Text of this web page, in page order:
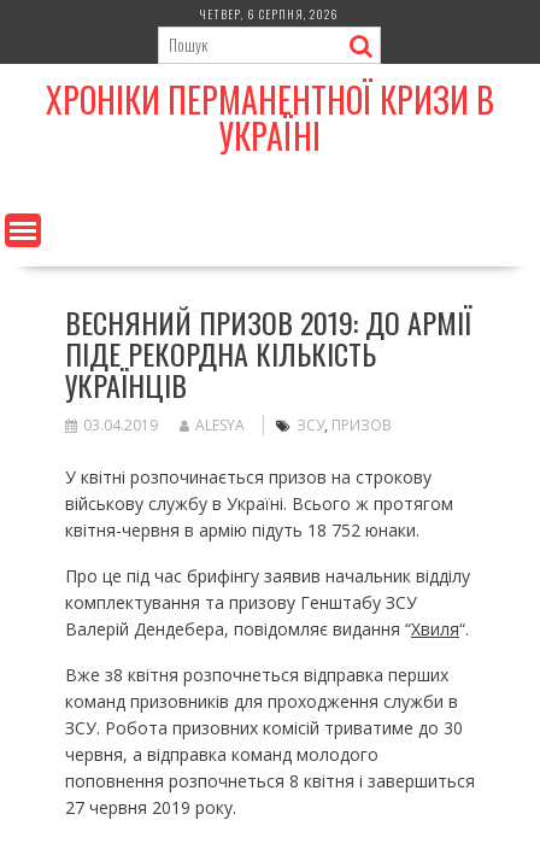
content
ЧЕТВЕР, 6 СЕРПНЯ, 2026
ХРОНІКИ ПЕРМАНЕНТНОЇ КРИЗИ В
УКРАЇНІ
ВЕСНЯНИЙ ПРИЗОВ 2019: ДО АРМІЇ
ПІДЕ РЕКОРДНА КІЛЬКІСТЬ
УКРАЇНЦІВ
03.04.2019 ALESYA ЗСУ, ПРИЗОВ
У квітні розпочинається призов на строкову
військову службу в Україні. Всього ж протягом
квітня-червня в армію підуть 18 752 юнаки.
Про це під час брифінгу заявив начальник відділу
комплектування та призову Генштабу ЗСУ
Валерій Дендебера, повідомляє видання “Хвиля“.
Вже з8 квітня розпочнеться відправка перших
команд призовників для проходження служби в
ЗСУ. Робота призовних комісій триватиме до 30
червня, а відправка команд молодого
поповнення розпочнеться 8 квітня і завершиться
27 червня 2019 року.